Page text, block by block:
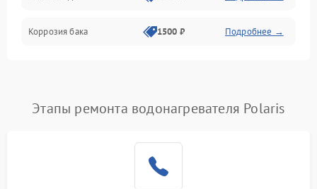
Коррозия бака 1500 ₽ Подробнее →
Этапы ремонта водонагревателя Polaris